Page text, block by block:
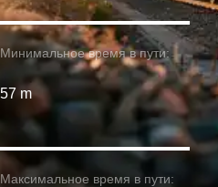
Минимальное время в пути:
57 m
Максимальное время в пути: